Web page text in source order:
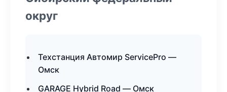
округ
Техстанция Автомир ServicePro —
Омск
GARAGE Hybrid Road — Омск